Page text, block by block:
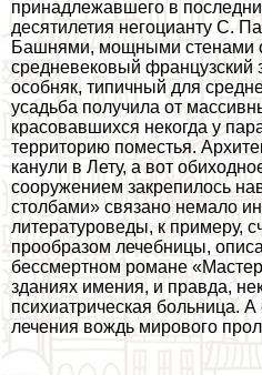
принадлежавшего в
десятилетия негоцианту С.
Башнями, мощными стенами
средневековый французский
особняк, типичный для
усадьба получила от
красовавшихся некогда у
территорию поместья.
канули в Лету, а вот
сооружением закрепилось
столбами» связано немало
литературоведы, к примеру,
прообразом лечебницы,
бесcмepтном романе
зданиях имения, и правда,
психиатрическая больница.
лечения вождь мирового